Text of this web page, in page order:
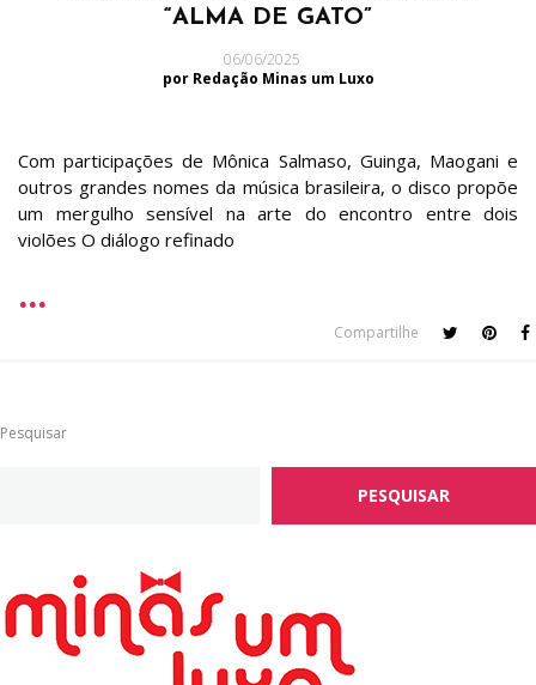
“ALMA DE GATO”
06/06/2025
por Redação Minas um Luxo
Com participações de Mônica Salmaso, Guinga, Maogani e
outros grandes nomes da música brasileira, o disco propõe
um mergulho sensível na arte do encontro entre dois
violões O diálogo refinado
Compartilhe
Pesquisar
PESQUISAR